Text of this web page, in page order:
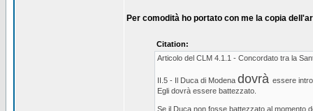
Per comodità ho portato con me la copia
Citation:
Articolo del CLM 4.1.1 - Concordato tra la
II.5 - Il Duca di Modena dovrà essere
Egli dovrà essere battezzato.
Se il Duca non fosse battezzato al momento